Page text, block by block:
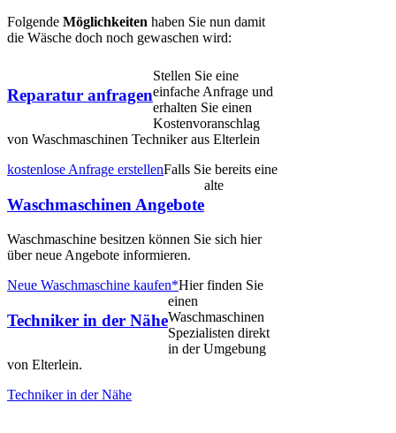
Folgende Möglichkeiten haben Sie nun damit
die Wäsche doch noch gewaschen wird:
Reparatur anfragen
Stellen Sie eine
einfache Anfrage und
erhalten Sie einen
Kostenvoranschlag
von Waschmaschinen Techniker aus Elterlein
kostenlose Anfrage erstellen
Waschmaschinen Angebote
Falls Sie bereits eine
alte
Waschmaschine besitzen können Sie sich hier
über neue Angebote informieren.
Neue Waschmaschine kaufen*
Techniker in der Nähe
Hier finden Sie
einen
Waschmaschinen
Spezialisten direkt
in der Umgebung
von Elterlein.
Techniker in der Nähe